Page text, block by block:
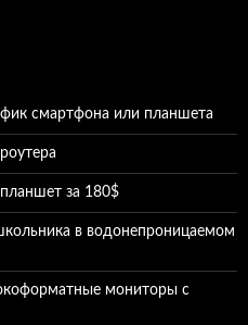
смартфона или планшета
за 180$
в водонепроницаемом
мониторы с